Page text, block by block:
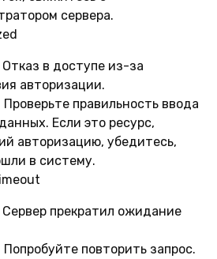
сервера.
Отказ в доступе из-за
авторизации.
Проверьте правильность ввода
Если это ресурс,
авторизацию, убедитесь,
в систему.
Сервер прекратил ожидание
Попробуйте повторить запрос.